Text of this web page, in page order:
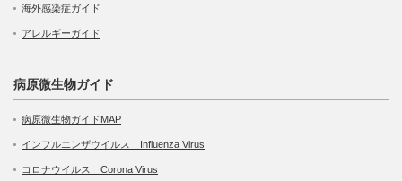
海外感染症ガイド
アレルギーガイド
病原微生物ガイド
病原微生物ガイドMAP
インフルエンザウイルス Influenza Virus
コロナウイルス Corona Virus